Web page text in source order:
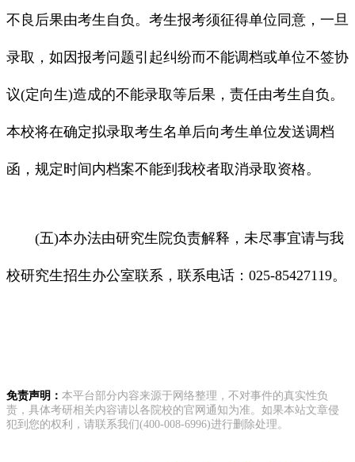
不良后果由考生自负。考生报考须征得单位同意，一旦
录取，如因报考问题引起纠纷而不能调档或单位不签协
议(定向生)造成的不能录取等后果，责任由考生自负。
本校将在确定拟录取考生名单后向考生单位发送调档
函，规定时间内档案不能到我校者取消录取资格。
(五)本办法由研究生院负责解释，未尽事宜请与我
校研究生招生办公室联系，联系电话：025-85427119。
免责声明： 本平台部分内容来源于网络整理，不对事件的真实性负
责，具体考研相关内容请以各院校的官网通知为准。如果本站文章侵
犯到您的权利，请联系我们(400-008-6996)进行删除处理。